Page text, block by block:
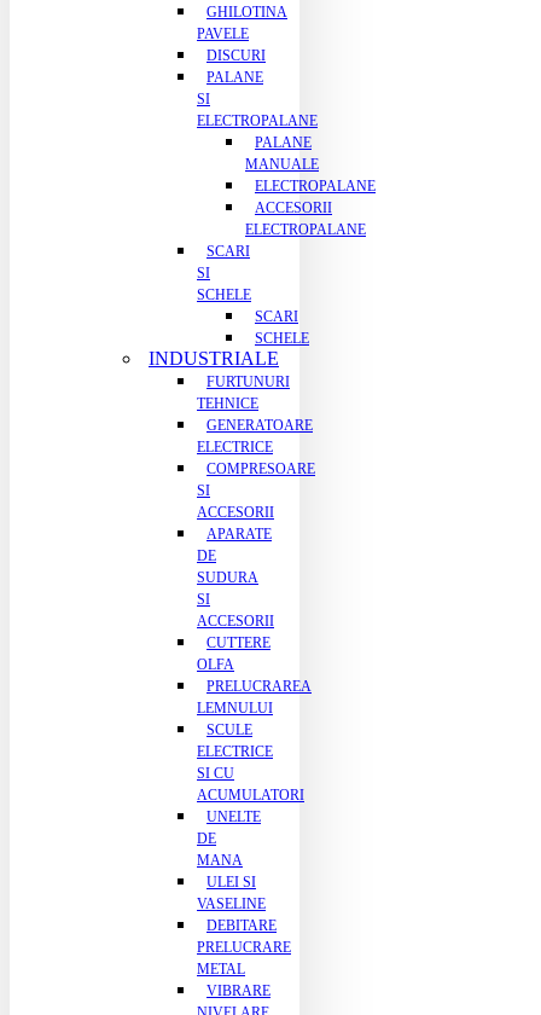
GHILOTINA
PAVELE
DISCURI
PALANE
SI
ELECTROPALANE
PALANE
MANUALE
ELECTROPALANE
ACCESORII
ELECTROPALANE
SCARI
SI
SCHELE
SCARI
SCHELE
INDUSTRIALE
FURTUNURI
TEHNICE
GENERATOARE
ELECTRICE
COMPRESOARE
SI
ACCESORII
APARATE
DE
SUDURA
SI
ACCESORII
CUTTERE
OLFA
PRELUCRAREA
LEMNULUI
SCULE
ELECTRICE
SI CU
ACUMULATORI
UNELTE
DE
MANA
ULEI SI
VASELINE
DEBITARE
PRELUCRARE
METAL
VIBRARE